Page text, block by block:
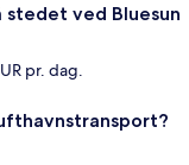
stedet ved Bluesun
pr. dag.